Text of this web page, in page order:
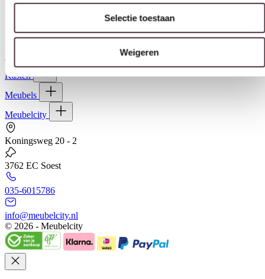
Selectie toestaan
Weigeren
Banken
Kasten
Meubels
Meubelcity
Koningsweg 20 - 2
3762 EC Soest
035-6015786
info@meubelcity.nl
© 2026 - Meubelcity